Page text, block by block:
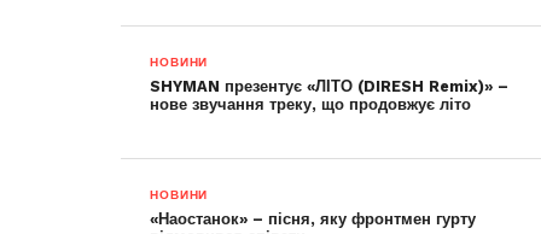
НОВИНИ
SHYMAN презентує «ЛІТО (DIRESH Remix)» –
нове звучання треку, що продовжує літо
НОВИНИ
«Наостанок» – пісня, яку фронтмен гурту